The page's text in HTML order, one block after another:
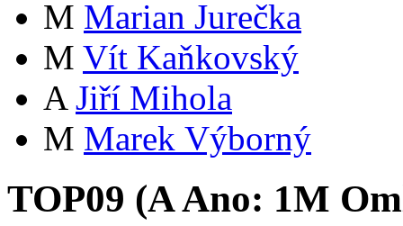
M Marian Jurečka
M Vít Kaňkovský
A Jiří Mihola
M Marek Výborný
TOP09 (AAno: 1M